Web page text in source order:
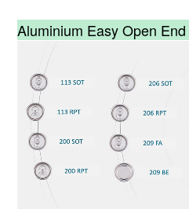
Aluminium Easy Open